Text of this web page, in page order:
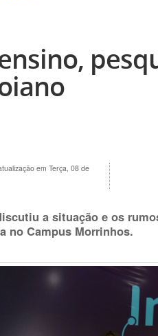
em Terça, 08 de
a situação e os
no Campus Morrinhos.